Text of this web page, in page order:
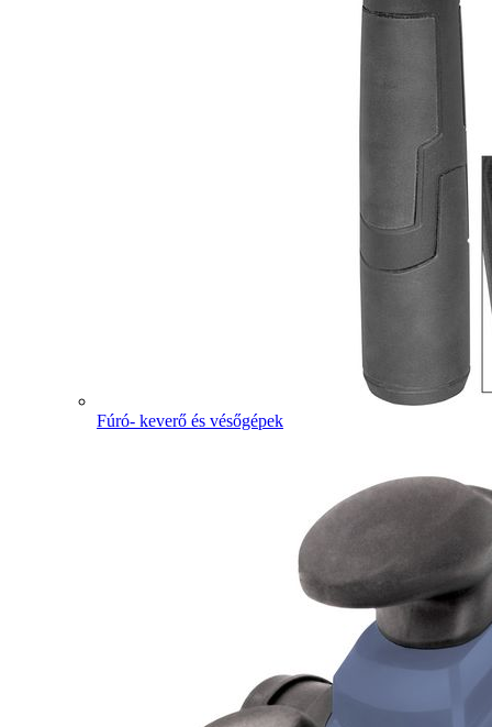
Fúró- keverő és vésőgépek